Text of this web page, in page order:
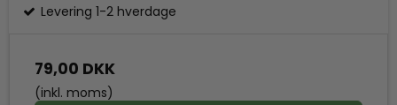
Levering 1-2 hverdage
79,00 DKK
(inkl. moms)